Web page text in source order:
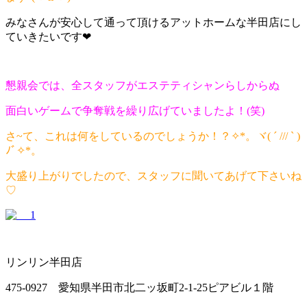
みなさんが安心して通って頂けるアットホームな半田店にし
ていきたいです❤
懇親会では、全スタッフがエステティシャンらしからぬ
面白いゲームで争奪戦を繰り広げていましたよ！(笑)
さ~て、これは何をしているのでしょうか！？✧*。ヾ( ´ /// ` )
ﾉﾞ✧*。
大盛り上がりでしたので、スタッフに聞いてあげて下さいね
♡
リンリン半田店
475-0927 愛知県半田市北二ッ坂町2-1-25ピアビル１階